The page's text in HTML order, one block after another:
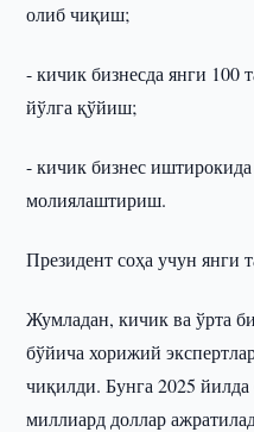
олиб чиқиш;
- кичик бизнесда янги 100
йўлга қўйиш;
- кичик бизнес
молиялаштириш.
Президент соҳа учун янги
Жумладан, кичик ва ўрта
бўйича хорижий
чиқилди. Бунга 2025
миллиард доллар